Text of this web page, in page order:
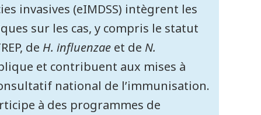
invasives (eIMDSS) intègrent les
sur les cas, y compris le statut
de H. influenzaeet de N.
et contribuent aux mises à
national de l’immunisation.
à des programmes de